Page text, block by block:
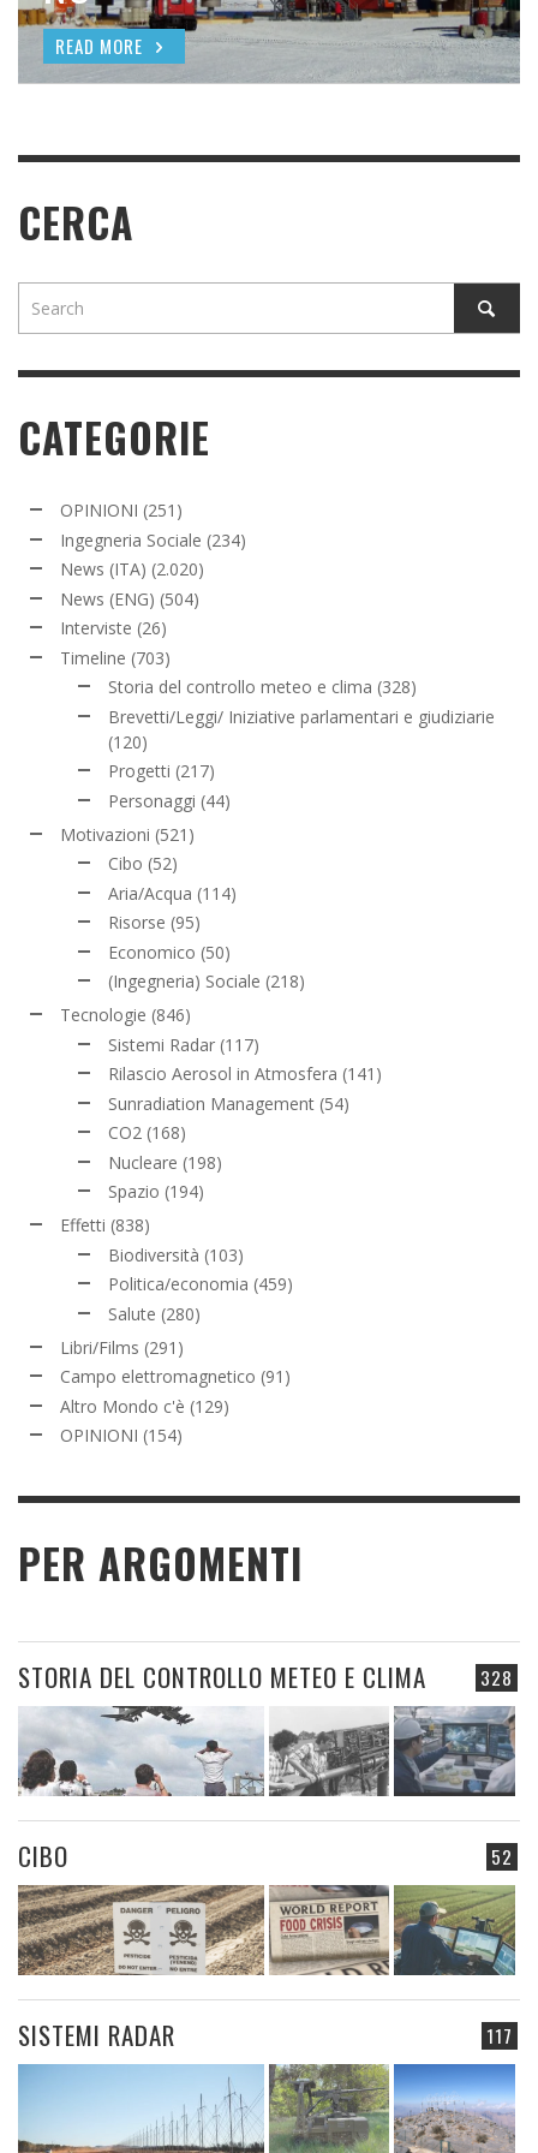
READ MORE
READ MORE
CERCA
CATEGORIE
OPINIONI (251)
Ingegneria Sociale (234)
News (ITA) (2.020)
News (ENG) (504)
Interviste (26)
Timeline (703)
Storia del controllo meteo e clima (328)
Brevetti/Leggi/ Iniziative parlamentari e giudiziarie
(120)
Progetti (217)
Personaggi (44)
Motivazioni (521)
Cibo (52)
Aria/Acqua (114)
Risorse (95)
Economico (50)
(Ingegneria) Sociale (218)
Tecnologie (846)
Sistemi Radar (117)
Rilascio Aerosol in Atmosfera (141)
Sunradiation Management (54)
CO2 (168)
Nucleare (198)
Spazio (194)
Effetti (838)
Biodiversità (103)
Politica/economia (459)
Salute (280)
Libri/Films (291)
Campo elettromagnetico (91)
Altro Mondo c'è (129)
OPINIONI (154)
PER ARGOMENTI
328
STORIA DEL CONTROLLO METEO E CLIMA
52
CIBO
117
SISTEMI RADAR